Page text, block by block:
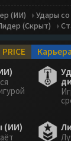
(ИИ)
Удары
(Скрыт)
PRICE
Карьера
(ИИ)